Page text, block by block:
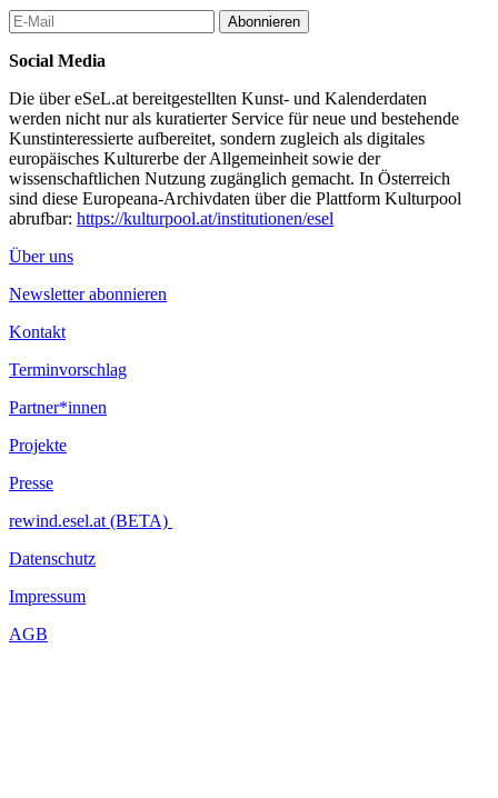
Abonnieren
Social Media
Die über eSeL.at bereitgestellten Kunst- und Kalenderdaten
werden nicht nur als kuratierter Service für neue und bestehende
Kunstinteressierte aufbereitet, sondern zugleich als digitales
europäisches Kulturerbe der Allgemeinheit sowie der
wissenschaftlichen Nutzung zugänglich gemacht. In Österreich
sind diese Europeana-Archivdaten über die Plattform Kulturpool
abrufbar: https://kulturpool.at/institutionen/esel
Über uns
Newsletter abonnieren
Kontakt
Terminvorschlag
Partner*innen
Projekte
Presse
rewind.esel.at (BETA)
Datenschutz
Impressum
AGB